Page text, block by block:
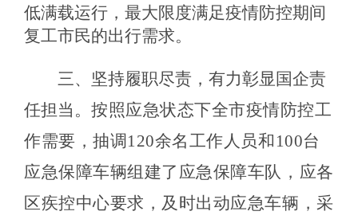
低满载运行，最大限度满足疫情防控期间
复工市民的出行需求。
三、坚持履职尽责，有力彰显国企责
任担当。 按照应急状态下全市疫情防控工
作需要，抽调 120余名工作人员和100台
应急保障车辆组建了应急保障车队，应各
区疾控中心要求，及时出动应急车辆，采